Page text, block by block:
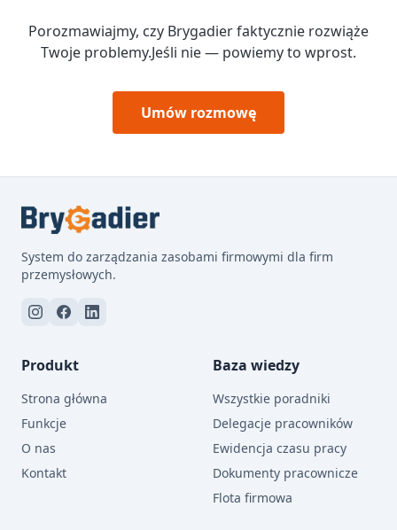
Porozmawiajmy, czy Brygadier faktycznie rozwiąże
Twoje problemy.Jeśli nie — powiemy to wprost.
Umów rozmowę
System do zarządzania zasobami firmowymi dla firm
przemysłowych.
Produkt
Strona główna
Funkcje
O nas
Kontakt
Baza wiedzy
Wszystkie poradniki
Delegacje pracowników
Ewidencja czasu pracy
Dokumenty pracownicze
Flota firmowa